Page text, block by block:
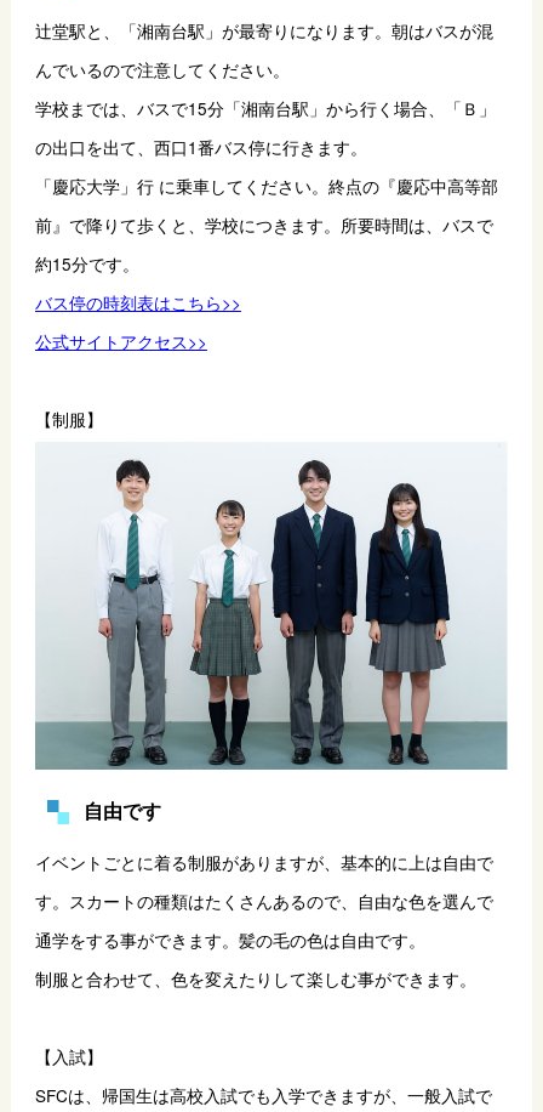
辻堂駅と、「湘南台駅」が最寄りになります。朝はバスが混
んでいるので注意してください。
学校までは、バスで15分「湘南台駅」から行く場合、「Ｂ」
の出口を出て、西口1番バス停に行きます。
「慶応大学」行 に乗車してください。終点の『慶応中高等部
前』で降りて歩くと、学校につきます。所要時間は、バスで
約15分です。
バス停の時刻表はこちら>>
公式サイトアクセス>>
【制服】
自由です
イベントごとに着る制服がありますが、基本的に上は自由で
す。スカートの種類はたくさんあるので、自由な色を選んで
通学をする事ができます。髪の毛の色は自由です。
制服と合わせて、色を変えたりして楽しむ事ができます。
【入試】
SFCは、帰国生は高校入試でも入学できますが、一般入試で